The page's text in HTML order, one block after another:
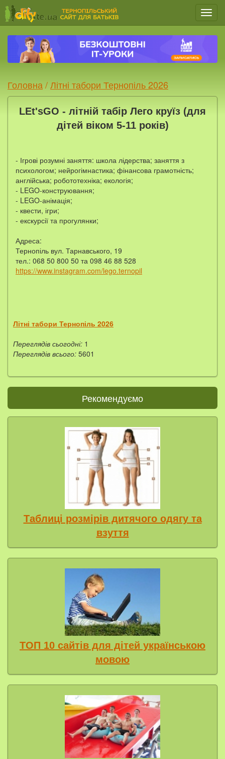
Меню
Головна /Літні табори Тернопіль 2026
LEt'sGO - літній табір Лего круїз (для
дітей віком 5-11 років)
- Ігрові розумні заняття: школа лідерства; заняття з
психологом; нейрогімнастика; фінансова грамотність;
англійська; робототехніка; екологія;
- LEGO-конструювання;
- LEGO-анімація;
- квести, ігри;
- екскурсії та прогулянки;
Адреса:
Тернопіль вул. Тарнавського, 19
тел.: 068 50 800 50 та 098 46 88 528
https://www.instagram.com/lego.ternopil
Літні табори Тернопіль 2026
Переглядів сьогодні: 1
Переглядів всього: 5601
Рекомендуємо
Таблиці розмірів дитячого одягу та
взуття
ТОП 10 сайтів для дітей українською
мовою